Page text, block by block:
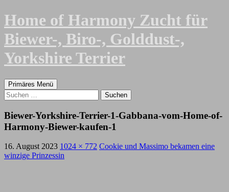
Zum
Inhalt
springen
Home of Harmony Zucht für
Biewer-, Biro-, Golddust-,
Yorkshire Terrier
Suchen
Primäres Menü
Suchen
nach:
Biewer-Yorkshire-Terrier-1-Gabbana-vom-Home-of-
Harmony-Biewer-kaufen-1
16. August 2023 1024 × 772 Cookie und Massimo bekamen eine
winzige Prinzessin